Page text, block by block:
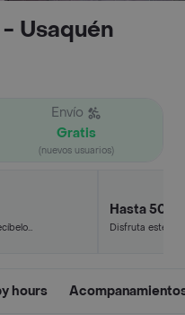
Usaquén
Envío
Gratis
(nuevos usuarios)
Hasta 50%
Disfruta este
hours